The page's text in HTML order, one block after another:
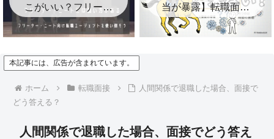
こがいい？フリータ
ー・ニート向けおす
すめ転職エージェン
当が暴露】転職面接
の結果が遅い3つの裏
事情とは？【キー
本記事には、広告が含まれています。
ホーム 転職面接
人間関係で退職した場合、面接で
どう答える？
人間関係で退職した場合、面接でどう答え